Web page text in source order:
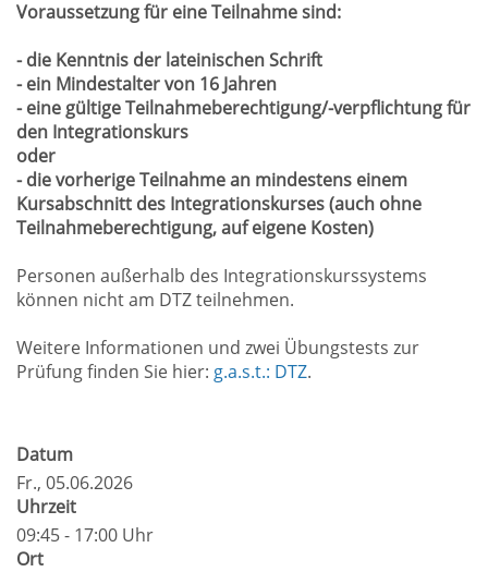
Voraussetzung für eine Teilnahme sind:
- die Kenntnis der lateinischen Schrift
- ein Mindestalter von 16 Jahren
- eine gültige Teilnahmeberechtigung/-verpflichtung für
den Integrationskurs
oder
- die vorherige Teilnahme an mindestens einem
Kursabschnitt des Integrationskurses (auch ohne
Teilnahmeberechtigung, auf eigene Kosten)
Personen außerhalb des Integrationskurssystems
können nicht am DTZ teilnehmen.
Weitere Informationen und zwei Übungstests zur
Prüfung finden Sie hier: g.a.s.t.: DTZ.
Datum
Fr., 05.06.2026
Uhrzeit
09:45 - 17:00 Uhr
Ort